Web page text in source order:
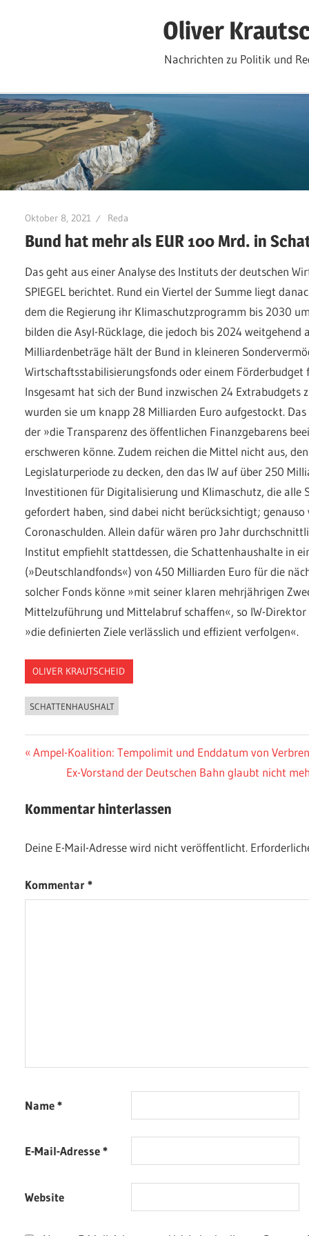
Oliver
Nachrichten zu Politik und
Oktober 8, 2021 Reda
Bund hat mehr als EUR 100 Mrd. in
Das geht aus einer Analyse des Instituts der deutschen
SPIEGEL berichtet. Rund ein Viertel der Summe liegt
dem die Regierung ihr Klimaschutzprogramm bis 2030
bilden die Asyl-Rücklage, die jedoch bis 2024 weitgehend
Milliardenbeträge hält der Bund in kleineren
Wirtschaftsstabilisierungsfonds oder einem
Insgesamt hat sich der Bund inzwischen 24 Extrabudgets
wurden sie um knapp 28 Milliarden Euro aufgestockt.
der »die Transparenz des öffentlichen Finanz­gebarens
erschweren könne. Zudem reichen die Mittel nicht aus,
Legislaturperiode zu decken, den das IW auf über 250
Investitionen für Digitalisierung und Klimaschutz, die alle
ge­fordert haben, sind dabei nicht berücksichtigt;
Coronaschulden. Allein dafür wären pro Jahr
Institut empfiehlt stattdessen, die Schattenhaushalte in
(»Deutschlandfonds«) von 450 Milliarden Euro für die
solcher Fonds könne »mit seiner klaren mehrjährigen
Mittelzuführung und Mittelabruf schaffen«, so IW-
»die definierten Ziele verlässlich und effizient verfolgen«.
OLIVER KRAUTSCHEID
SCHATTENHAUSHALT
Beitragsnavigation
Vorheriger
Beitrag:
Ampel-Koalition: Tempolimit und Enddatum von
Nächster
Ex-Vorstand der Deutschen Bahn glaubt nicht
Kommentar hinterlassen
Deine E-Mail-Adresse wird nicht veröffentlicht.
Kommentar*
Name*
E-Mail-Adresse*
Website